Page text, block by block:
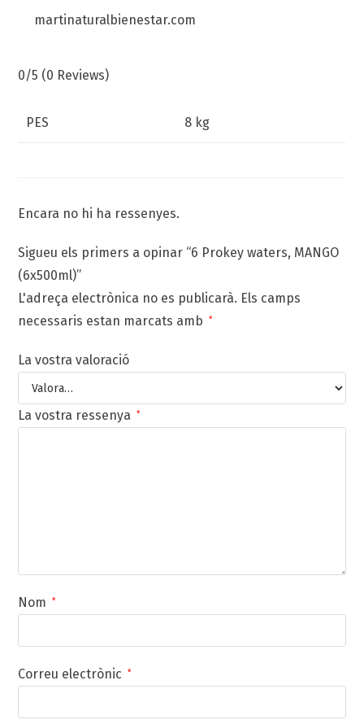
martinaturalbienestar.com
0/5 (0 Reviews)
PES 8 kg
Encara no hi ha ressenyes.
Sigueu els primers a opinar “6 Prokey waters, MANGO
(6x500ml)”
L'adreça electrònica no es publicarà. Els camps
necessaris estan marcats amb
*
La vostra valoració
La vostra ressenya *
Nom *
Correu electrònic *